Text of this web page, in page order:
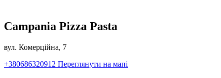
Campania Pizza Pasta
вул. Комерційна, 7
+380686320912 Переглянути на мапі